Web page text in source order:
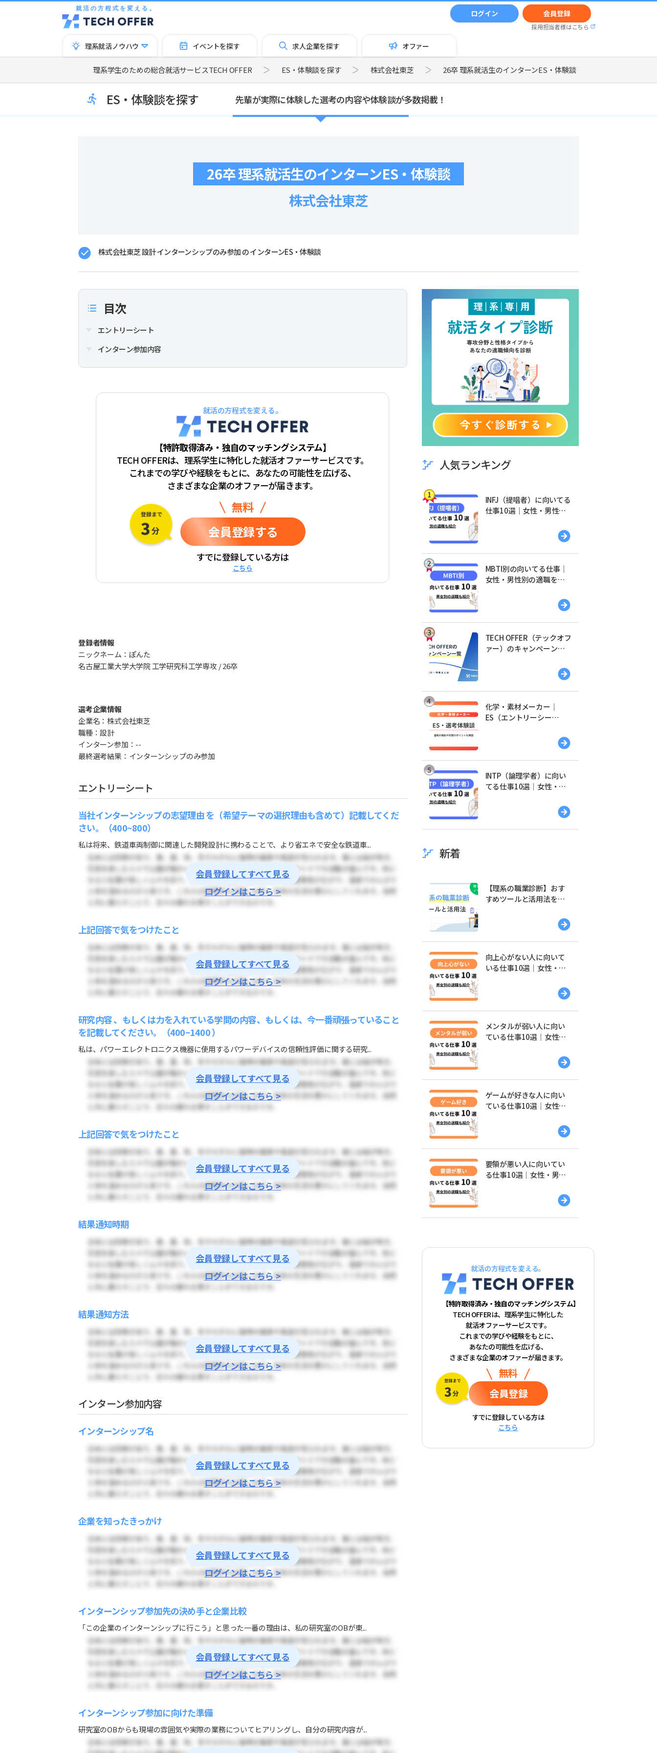
就活の方程式を変える。
ログイン 会員登録
採用担当者様はこちら
理系就活ノウハウ イベントを探す 求人企業を探す オファー
理系学生のための総合就活サービスTECH OFFER ES・体験談を探す 株式会社東芝 26卒 理系就活生のインターンES・体験談
ES・体験談を探す 先輩が実際に体験した選考の内容や体験談が多数掲載！
26卒 理系就活生のインターンES・体験談
株式会社東芝
株式会社東芝 設計 インターンシップのみ参加 の インターンES・体験談
目次
エントリーシート
インターン参加内容
就活の方程式を変える。
【特許取得済み・独自のマッチングシステム】
TECH OFFERは、理系学生に特化した就活オファーサービスです。
これまでの学びや経験をもとに、 あなたの可能性を広げる、
さまざまな企業のオファーが届きます。
無料
会員登録する
すでに登録している方は
こちら
登録者情報
ニックネーム：ぽんた
名古屋工業大学大学院 工学研究科工学専攻 / 26卒
選考企業情報
企業名：株式会社東芝
職種：設計
インターン参加：--
最終選考結果：インターンシップのみ参加
エントリーシート
当社インターンシップの志望理由 を（希望テーマの選択理由も含めて）記載してくだ
さい。（400~800）
私は将来、鉄道車両制御に関連した開発設計に携わることで、より省エネで安全な鉄道車...
会員登録してすべて見る
ログインはこちら >
上記回答で気をつけたこと
会員登録してすべて見る
ログインはこちら >
研究内容 、もしくは力を入れている学問の内容、もしくは、今一番頑張っていること
を記載してください。（400~1400 ）
私は、パワーエレクトロニクス機器に使用するパワーデバイスの信頼性評価に関する研究...
会員登録してすべて見る
ログインはこちら >
上記回答で気をつけたこと
会員登録してすべて見る
ログインはこちら >
結果通知時期
会員登録してすべて見る
ログインはこちら >
結果通知方法
会員登録してすべて見る
ログインはこちら >
インターン参加内容
インターンシップ名
会員登録してすべて見る
ログインはこちら >
企業を知ったきっかけ
会員登録してすべて見る
ログインはこちら >
インターンシップ参加先の決め手と企業比較
「この企業のインターンシップに行こう」と思った一番の理由は、私の研究室のOBが東...
会員登録してすべて見る
ログインはこちら >
インターンシップ参加に向けた準備
研究室のOBからも現場の雰囲気や実際の業務についてヒアリングし、自分の研究内容が...
人気ランキング
INFJ（提唱者）に向いてる
仕事10選｜女性・男性別
MBTI別の向いてる仕事｜
女性・男性別の適職を紹
TECH OFFER（テックオフ
ァー）のキャンペーン一
化学・素材メーカー｜
ES（エントリーシー
INTP（論理学者）に向い
てる仕事10選｜女性・男
新着
【理系の職業診断】おす
すめツールと活用法を解
向上心がない人に向いて
いる仕事10選｜女性・男
メンタルが弱い人に向い
ている仕事10選｜女性・
ゲームが好きな人に向い
ている仕事10選｜女性・
要領が悪い人に向いてい
る仕事10選｜女性・男性
就活の方程式を変える。
【特許取得済み・独自のマッチングシステム】
TECH OFFERは、理系学生に特化した
就活オファーサービスです。
これまでの学びや経験をもとに、
あなたの可能性を広げる、
さまざまな企業のオファーが届きます。
無料
会員登録
すでに登録している方は
こちら